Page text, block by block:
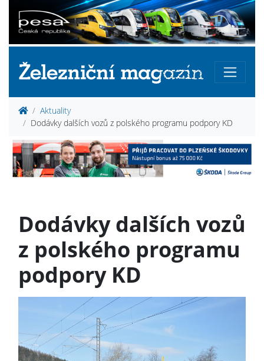
Aktuality
Dodávky dalších vozů z polského programu podpory KD
Dodávky dalších vozů
z polského programu
podpory KD